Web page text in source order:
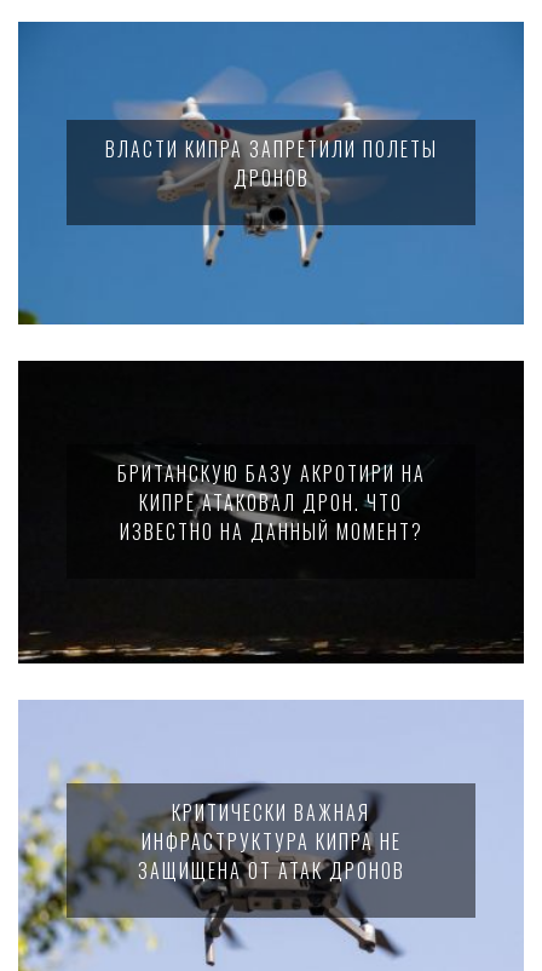
ВЛАСТИ КИПРА ЗАПРЕТИЛИ ПОЛЕТЫ
ДРОНОВ
БРИТАНСКУЮ БАЗУ АКРОТИРИ НА
КИПРЕ АТАКОВАЛ ДРОН. ЧТО
ИЗВЕСТНО НА ДАННЫЙ МОМЕНТ?
КРИТИЧЕСКИ ВАЖНАЯ
ИНФРАСТРУКТУРА КИПРА НЕ
ЗАЩИЩЕНА ОТ АТАК ДРОНОВ